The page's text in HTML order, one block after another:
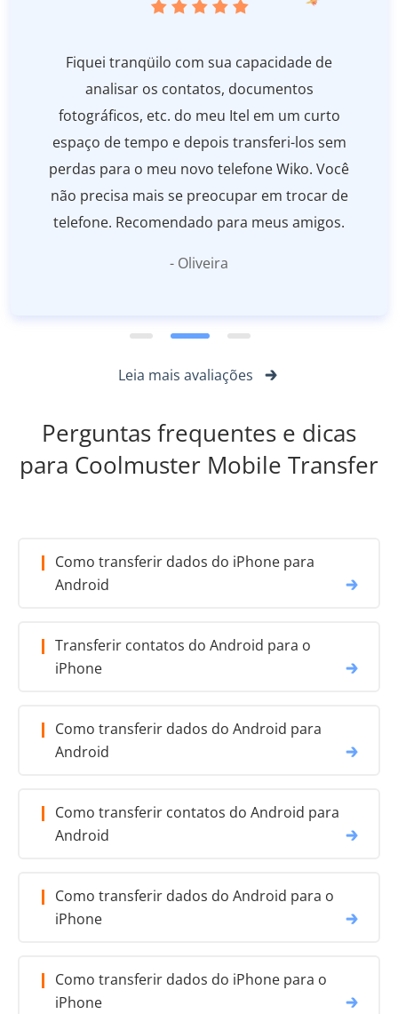
Fiquei tranqüilo com sua capacidade de
analisar os contatos, documentos
fotográficos, etc. do meu Itel em um curto
espaço de tempo e depois transferi-los sem
perdas para o meu novo telefone Wiko. Você
não precisa mais se preocupar em trocar de
telefone. Recomendado para meus amigos.
- Oliveira
Leia mais avaliações
Perguntas frequentes e dicas
para Coolmuster Mobile Transfer
Como transferir dados do iPhone para
Android
Transferir contatos do Android para o
iPhone
Como transferir dados do Android para
Android
Como transferir contatos do Android para
Android
Como transferir dados do Android para o
iPhone
Como transferir dados do iPhone para o
iPhone